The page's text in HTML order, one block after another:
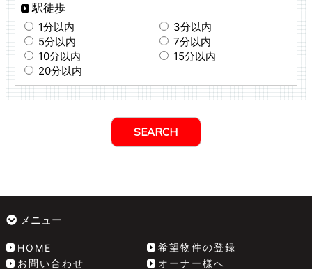
駅徒歩
1分以内
3分以内
5分以内
7分以内
10分以内
15分以内
20分以内
メニュー
HOME
希望物件の登録
お問い合わせ
オーナー様へ